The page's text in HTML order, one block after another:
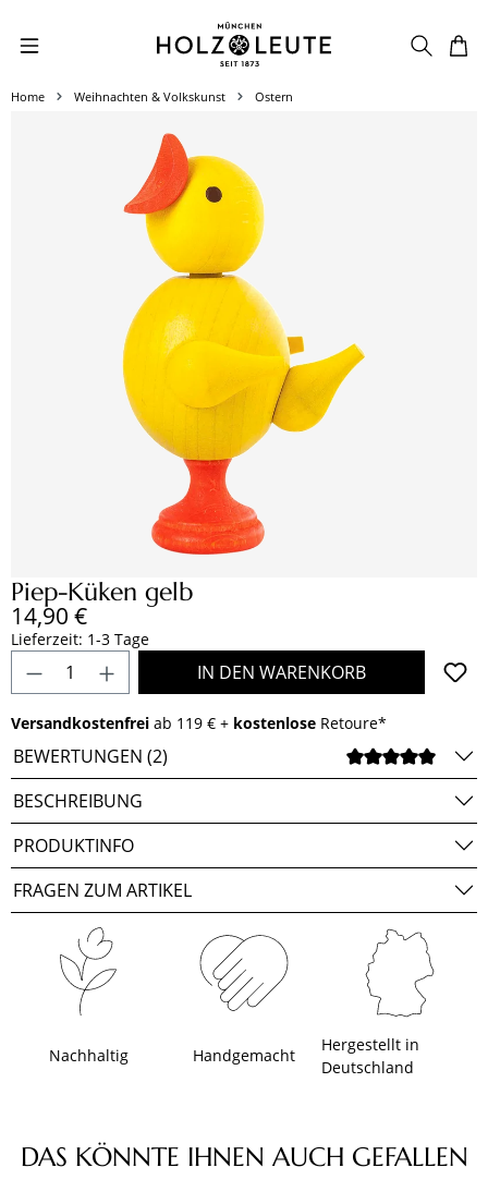
Zum Hauptinhalt springen
Home Weihnachten & Volkskunst Ostern
Piep-Küken gelb
Regulärer Preis:
14,90 €
Lieferzeit: 1-3 Tage
Produkt Anzahl: Gib den gewünschten
IN DEN WARENKORB
Versandkostenfrei ab 119 € + kostenlose Retoure*
BEWERTUNGEN (2)
BESCHREIBUNG
PRODUKTINFO
FRAGEN ZUM ARTIKEL
Nachhaltig Handgemacht
Hergestellt in
Deutschland
Produktgalerie überspringen
DAS KÖNNTE IHNEN AUCH GEFALLEN